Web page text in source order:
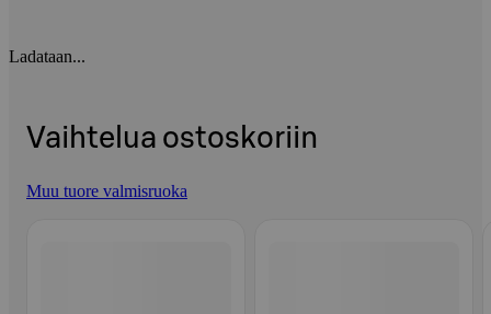
Ladataan...
Vaihtelua ostoskoriin
Muu tuore valmisruoka